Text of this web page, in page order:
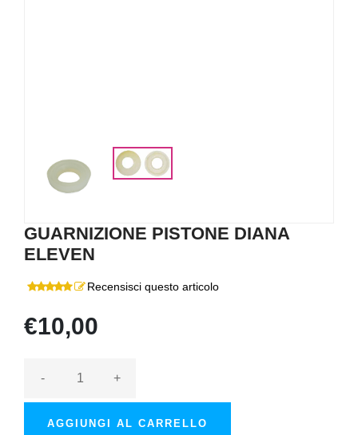
GUARNIZIONE PISTONE DIANA
ELEVEN
Recensisci questo articolo
€10,00
- +
AGGIUNGI AL CARRELLO